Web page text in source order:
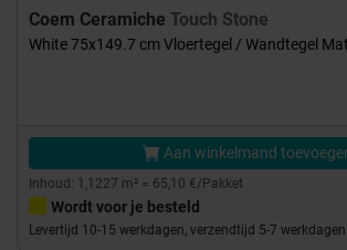
Coem Ceramiche Touch Stone
White 75x149.7 cm Vloertegel / Wandtegel
Aan winkelmand
Inhoud: 1,1227 m² = 65,10 €/Pakket
Wordt voor je besteld
Levertijd 10-15 werkdagen, verzendtijd 5-7 werkdagen